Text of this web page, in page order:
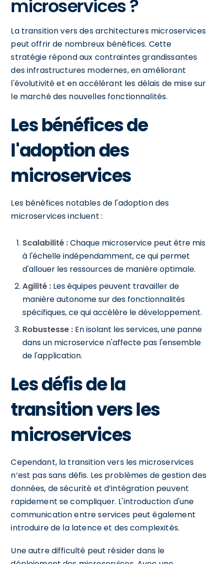
microservices ?
La transition vers des architectures microservices
peut offrir de nombreux bénéfices. Cette
stratégie répond aux contraintes grandissantes
des infrastructures modernes, en améliorant
l'évolutivité et en accélérant les délais de mise sur
le marché des nouvelles fonctionnalités.
Les bénéfices de
l'adoption des
microservices
Les bénéfices notables de l'adoption des
microservices incluent :
Scalabilité :Chaque microservice peut être mis
à l'échelle indépendamment, ce qui permet
d'allouer les ressources de manière optimale.
Agilité : Les équipes peuvent travailler de
manière autonome sur des fonctionnalités
spécifiques, ce qui accélère le développement.
Robustesse : En isolant les services, une panne
dans un microservice n'affecte pas l'ensemble
de l'application.
Les défis de la
transition vers les
microservices
Cependant, la transition vers les microservices
n’est pas sans défis. Les problèmes de gestion des
données, de sécurité et d’intégration peuvent
rapidement se compliquer. L'introduction d'une
communication entre services peut également
introduire de la latence et des complexités.
Une autre difficulté peut résider dans le